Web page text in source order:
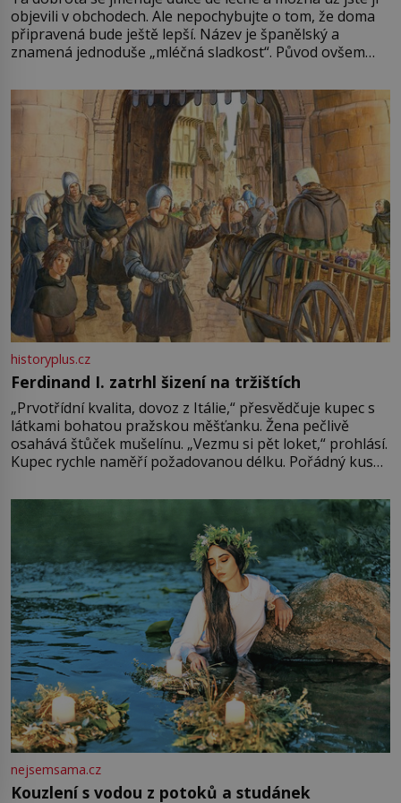
objevili v obchodech. Ale nepochybujte o tom, že doma
připravená bude ještě lepší. Název je španělský a
znamená jednoduše „mléčná sladkost“. Původ ovšem
pře hned několik latinskoamerických zemí a k tomu
Francie, kde se traduje,
historyplus.cz
Ferdinand I. zatrhl šizení na tržištích
„Prvotřídní kvalita, dovoz z Itálie,“ přesvědčuje kupec s
látkami bohatou pražskou měšťanku. Žena pečlivě
osahává štůček mušelínu. „Vezmu si pět loket,“ prohlásí.
Kupec rychle naměří požadovanou délku. Pořádný kus
milostpaní. Stačí jenom na sukni,“ zhodnotí švadlena
množství růžového mušelínu. „Ošidili vás, podívejte.“
Vezme do ruky dřevěnou
nejsemsama.cz
Kouzlení s vodou z potoků a studánek